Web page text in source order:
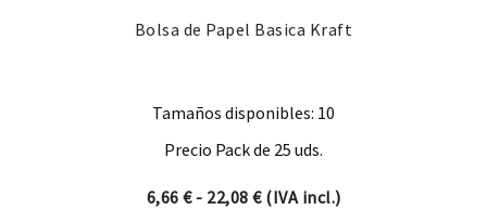
Bolsa de Papel Basica Kraft
Tamaños disponibles: 10
Precio Pack de 25 uds.
6,66 € - 22,08 €Rango de precios: desde
(IVA incl.)